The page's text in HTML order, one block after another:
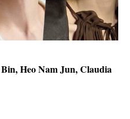
Heo Nam Jun, Claudia